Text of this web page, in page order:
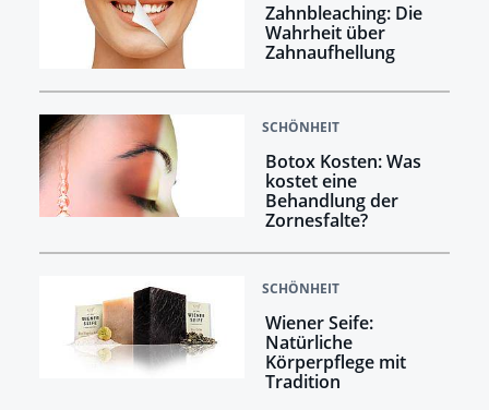
Zahnbleaching: Die
Wahrheit über
Zahnaufhellung
SCHÖNHEIT
Botox Kosten: Was
kostet eine
Behandlung der
Zornesfalte?
SCHÖNHEIT
Wiener Seife:
Natürliche
Körperpflege mit
Tradition